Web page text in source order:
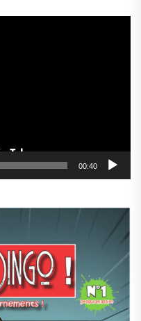
00:40